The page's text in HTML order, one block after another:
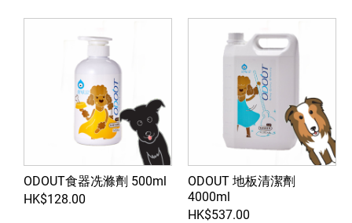
ODOUT食器冼滌劑 500ml
HK$128.00
ODOUT 地板清潔劑
4000ml
HK$537.00
犬用濕糧 / dog can
貓用濕糧 / cat can
凍乾犬用鮮肉糧 / dog freezedried
凍乾貓用鮮肉糧 / cat . freezedried
犬用保健 / dog supplement
貓用保健 / cat supplement
寵物護理用品 / pet cleaning supplies
犬貓小食 / snacks